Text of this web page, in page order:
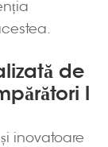
de
l
inovatoare